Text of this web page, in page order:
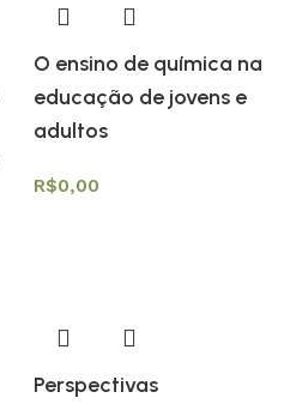
O ensino de química na
educação de jovens e
adultos
R$0,00
Perspectivas